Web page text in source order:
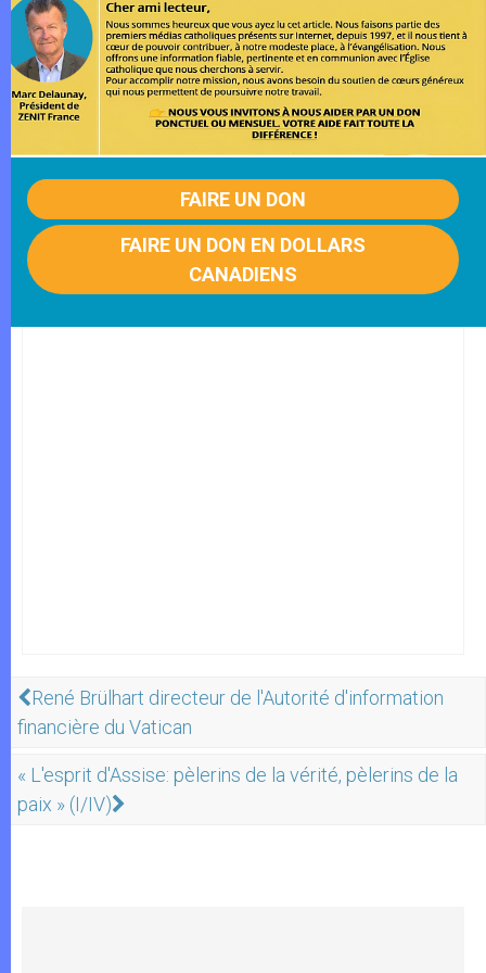
FAIRE UN DON
FAIRE UN DON EN DOLLARS
CANADIENS
René Brülhart directeur de l'Autorité d'information
financière du Vatican
« L'esprit d'Assise: pèlerins de la vérité, pèlerins de la
paix » (I/IV)